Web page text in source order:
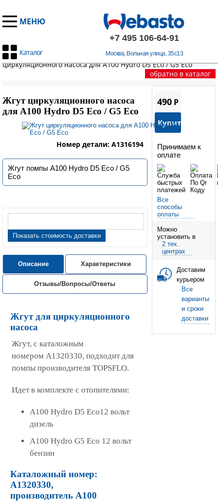
МЕНЮ
+7 495 106-64-91
Москва, Вольная улица, 35с13
Каталог
Главная / Запчасти А100 A100 HYDRO D5 Eco / G5 Eco
циркуляционного насоса для A100 Hydro D5 Eco / G5 Eco
обратно в каталог
Принимаем к
оплате
Все
способы
оплаты
Можно
установить в
2 тех.
центрах
Доставим
курьером
Все
варианты
и сроки
доставки
490P
Купить
Жгут циркуляционного насоса
для A100 Hydro D5 Eco / G5 Eco
Номер детали: A1316194
Жгут помпы A100 Hydro D5 Eco / G5
Eco
Показать стоимость доставки
Описание Характеристики
Отзывы/Вопросы/Ответы
Жгут для циркуляционного
насоса
Жгут, с каталожным
номером А1320330, подходит для
помпы производителя TOPSFLO.
Идет в комплекте с отопителями:
A100 Hydro D5 Eco12 вольт
дизель
A100 Hydro G5 Eco 12 вольт
бензин
Каталожный номер:
А1320330,
производитель А100